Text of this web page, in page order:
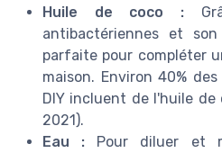
Huile de coco :
antibactériennes et
parfaite pour compléter
maison. Environ 40%
DIY incluent de l'huile de
2021).
Eau : Pour diluer et